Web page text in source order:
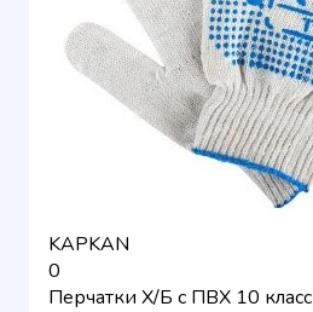
KAPKAN
0
Перчатки Х/Б с ПВХ 10 класс